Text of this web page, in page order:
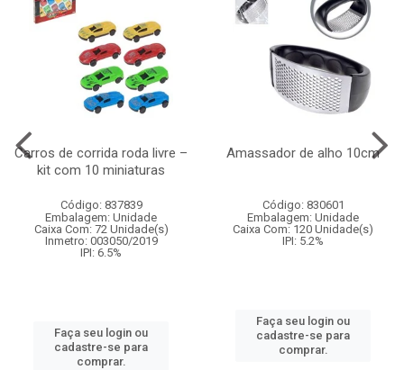
Carros de corrida roda livre –
kit com 10 miniaturas
Código: 837839
Embalagem: Unidade
Caixa Com: 72 Unidade(s)
Inmetro: 003050/2019
IPI: 6.5%
Faça seu login ou
cadastre-se para
comprar.
Amassador de alho 10cm
Código: 830601
Embalagem: Unidade
Caixa Com: 120 Unidade(s)
IPI: 5.2%
Faça seu login ou
cadastre-se para
comprar.